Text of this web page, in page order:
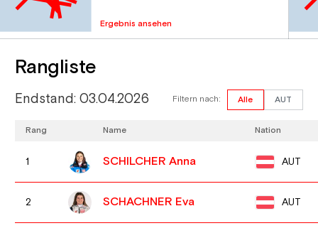
Ergebnis ansehen
Rangliste
Endstand: 03.04.2026 Filtern nach: Alle AUT
Rang Name Nation
1 SCHILCHER Anna AUT
2 SCHACHNER Eva AUT